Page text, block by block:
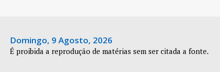
Domingo, 9 Agosto, 2026
É proibida a reprodução de matérias sem ser citada a fonte.